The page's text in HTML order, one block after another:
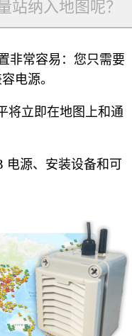
站纳入地图呢？
非常容易：您只需要
电源。
将立即在地图上和通
电源、安装设备和可